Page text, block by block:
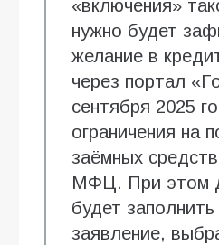
«включения»
нужно будет
желание в
через портал
сентября 2025
ограничения на
заёмных
МФЦ. При этом
будет
заявление,